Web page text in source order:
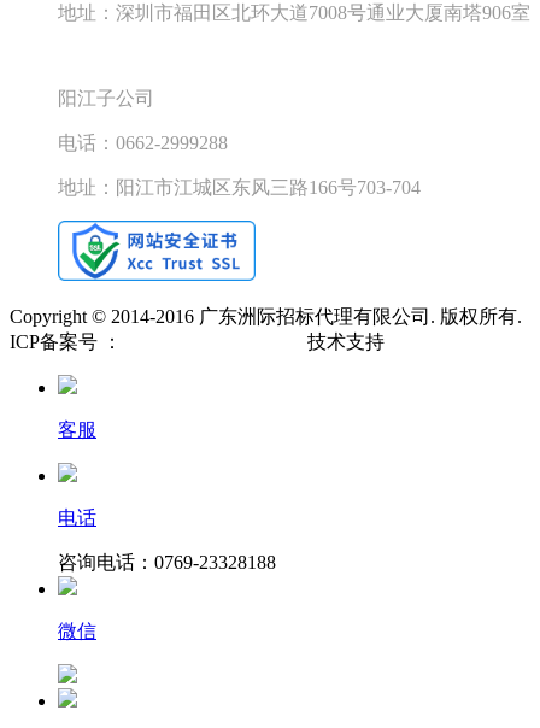
地址：深圳市福田区北环大道7008号通业大厦南塔906室
阳江子公司
电话： 0662-2999288
地址：阳江市江城区东风三路166号703-704
Copyright © 2014-2016 广东洲际招标代理有限公司. 版权所有.
ICP备案号 ：
技术支持
客服
电话
咨询电话：0769-23328188
微信